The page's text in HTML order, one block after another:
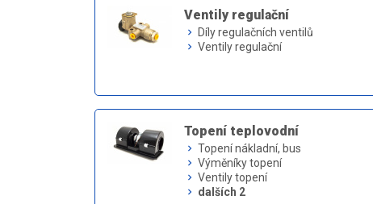
Ventily regulační
keyboard_arrow_right Díly regulačních ventilů
keyboard_arrow_right Ventily regulační
Topení teplovodní
keyboard_arrow_right Topení nákladní, bus
keyboard_arrow_right Výměníky topení
keyboard_arrow_right Ventily topení
keyboard_arrow_right dalších 2